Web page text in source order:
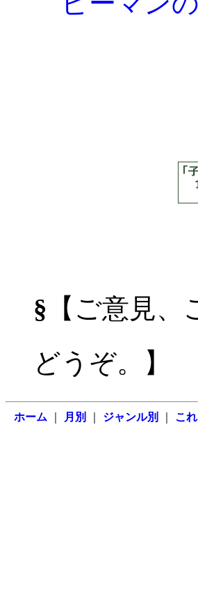
§ 【ご意見
どうぞ。】
ホーム 月別 ジャンル別 こ